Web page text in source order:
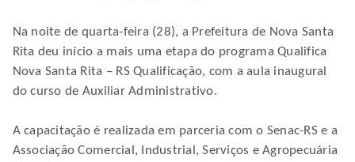
Na noite de quarta-feira (28), a Prefeitura de Nova Santa
Rita deu início a mais uma etapa do programa Qualifica
Nova Santa Rita – RS Qualificação, com a aula inaugural
do curso de Auxiliar Administrativo.
A capacitação é realizada em parceria com o Senac-RS e a
Associação Comercial, Industrial, Serviços e Agropecuária